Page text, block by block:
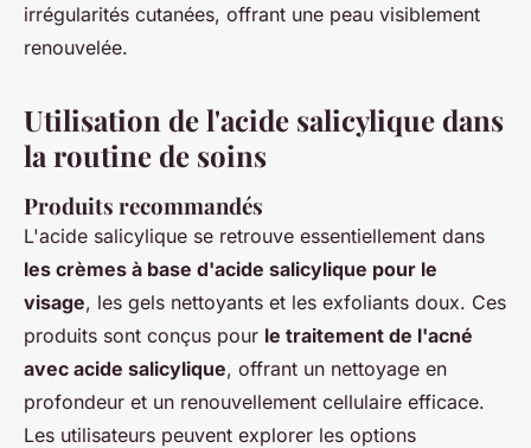
irrégularités cutanées, offrant une peau visiblement
renouvelée.
Utilisation de l'acide salicylique dans
la routine de soins
Produits recommandés
L'acide salicylique se retrouve essentiellement dans
les crèmes à base d'acide salicylique pour le
visage, les gels nettoyants et les exfoliants doux. Ces
produits sont conçus pour le traitement de l'acné
avec acide salicylique, offrant un nettoyage en
profondeur et un renouvellement cellulaire efficace.
Les utilisateurs peuvent explorer les options